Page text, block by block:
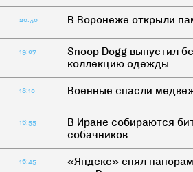
20:30 В Воронеже открыли
19:07
Snoop Dogg выпустил
коллекцию одежды
18:10 Военные спасли
16:55
В Иране собираются
собачников
16:45
«Яндекс» снял